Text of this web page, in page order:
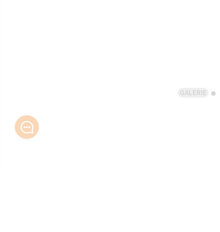
GALERIE